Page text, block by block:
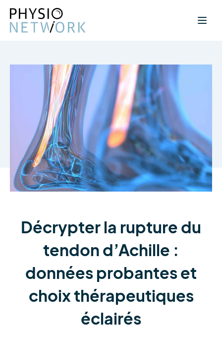
Décrypter la rupture du
tendon d’Achille :
données probantes et
choix thérapeutiques
éclairés